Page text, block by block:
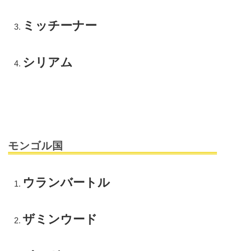
ミッチーナー
シリアム
モンゴル国
ウランバートル
ザミンウード